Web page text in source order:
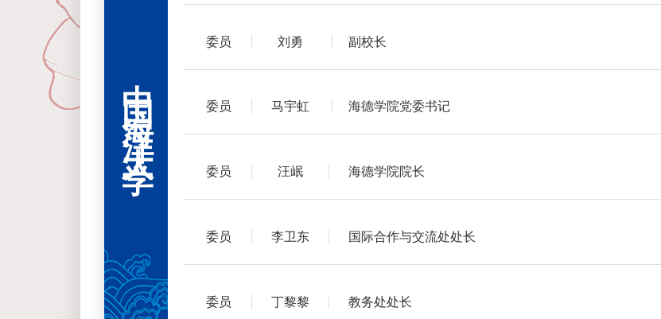
中国海洋大学
委员 刘勇 副校长
委员 马宇虹 海德学院党委书记
委员 汪岷 海德学院院长
委员 李卫东 国际合作与交流处处长
委员 丁黎黎 教务处处长